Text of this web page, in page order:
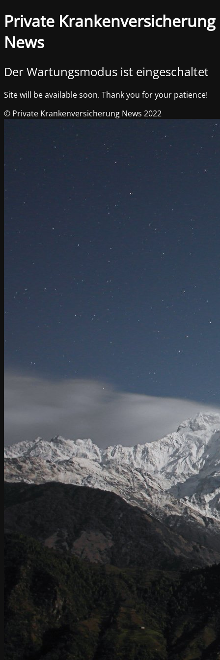
Private Krankenversicherung
News
Der Wartungsmodus ist eingeschaltet
Site will be available soon. Thank you for your patience!
© Private Krankenversicherung News 2022